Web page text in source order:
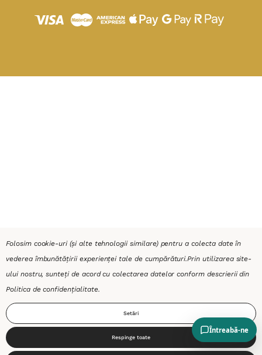
Folosim cookie-uri (și alte tehnologii similare) pentru a colecta date în
vederea îmbunătățirii experienței tale de cumpărături.Prin utilizarea site-
ului nostru, sunteți de acord cu colectarea datelor conform descrierii din
Politica de confidențialitate.
Setări
Respinge toate